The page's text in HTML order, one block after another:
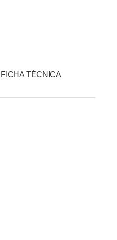
TÉCNICA